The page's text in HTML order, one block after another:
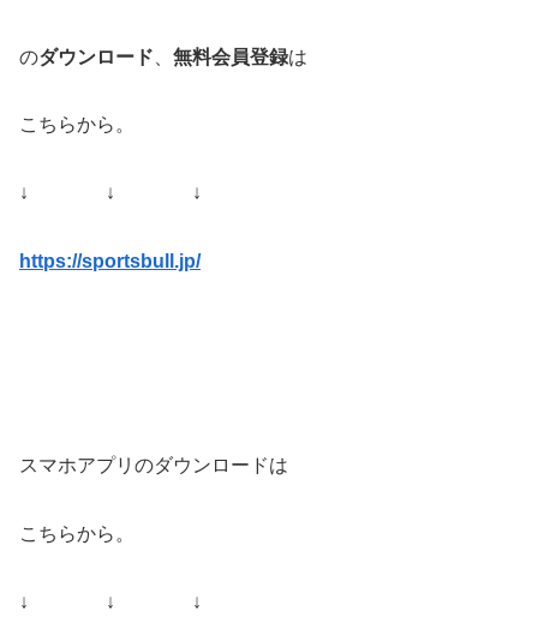
のダウンロード 無料会員登録は
こちらから。
↓ ↓ ↓
https://sportsbull.jp/
スマホアプリのダウンロードは
こちらから。
↓ ↓ ↓